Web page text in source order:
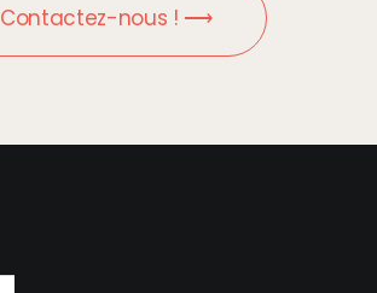
Contactez-nous ! ⟶